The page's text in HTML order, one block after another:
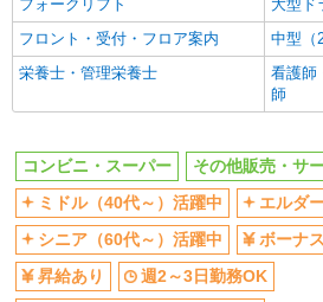
販売・接客サー
コンビニ・スーパー
同じ特徴から求人を探す
未経験歓迎
ミドル
ボーナス・賞与あり
週2～3
短時間勤務（1日4h以内）OK
扶養内
交通費支給
社会保
社員登用あり
フォークリフト
大型ド
フロント・受付・フロア案内
中型（
栄養士・管理栄養士
看護師
師
コンビニ・スーパー その他販売・サ
ミドル（40代～）活躍中
エルダ
シニア（60代～）活躍中
ボーナ
昇給あり
週2～3日勤務OK